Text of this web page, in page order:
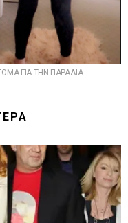
ΓΙΑ ΤΗΝ ΠΑΡΑΛΙΑ